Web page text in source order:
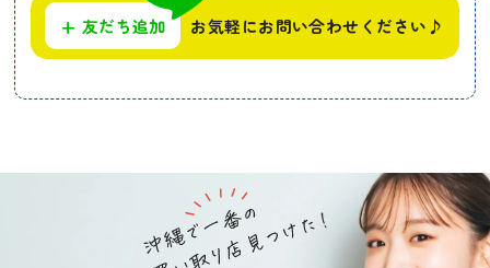
+ 友だち追加 お気軽にお問い合わせください♪